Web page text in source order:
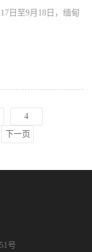
日至9月18日，缅甸
4
下一页
号